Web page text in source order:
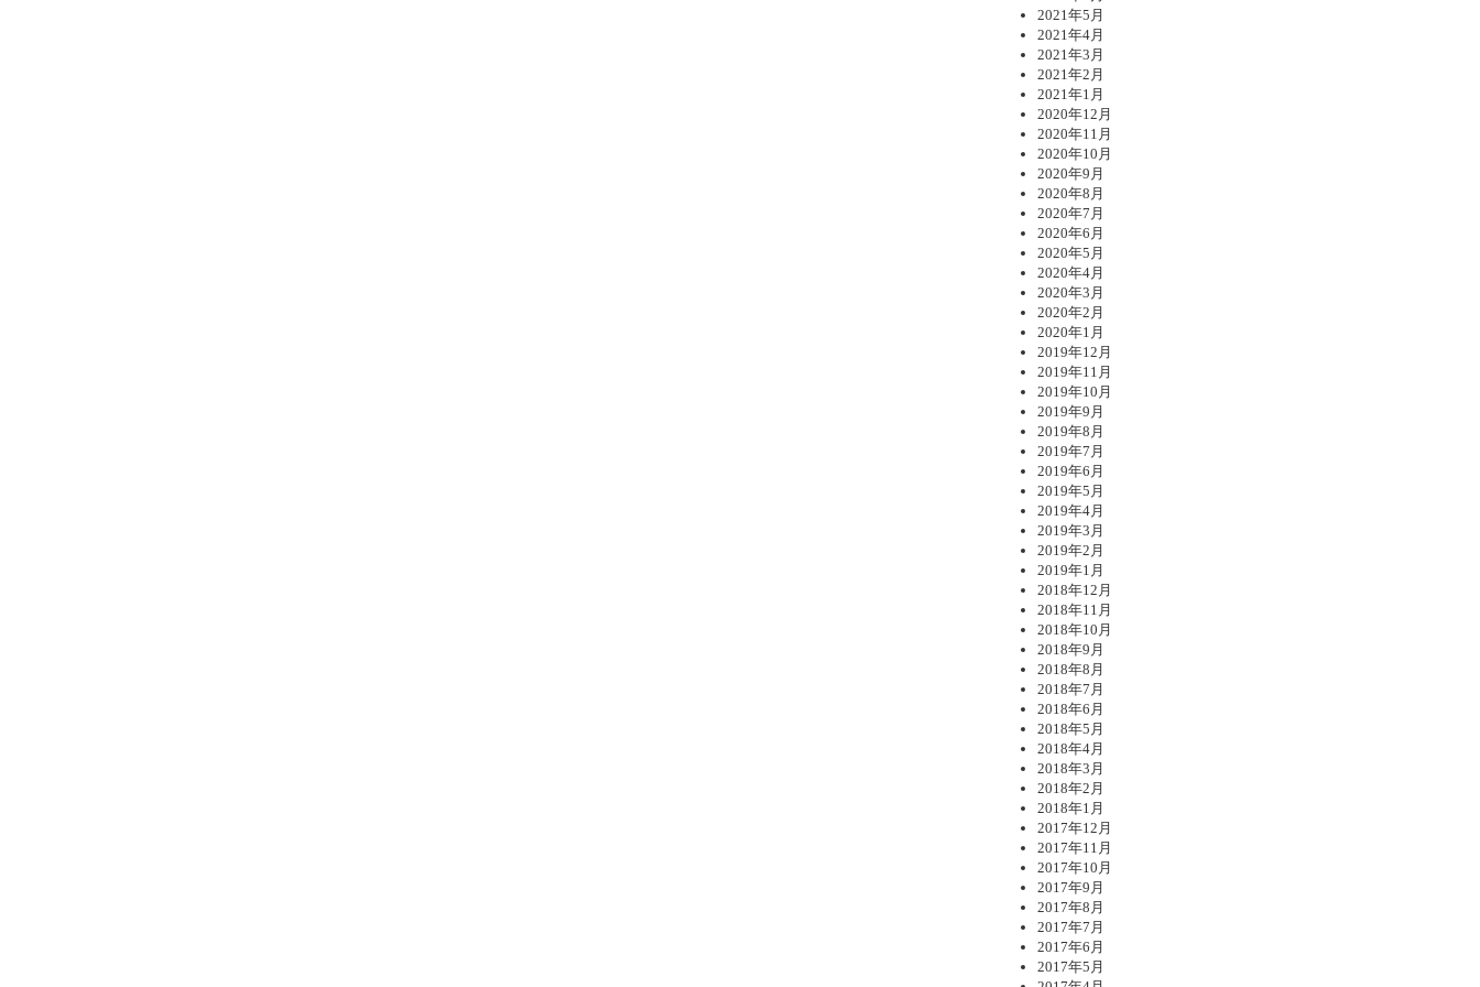
2021年5月
2021年4月
2021年3月
2021年2月
2021年1月
2020年12月
2020年11月
2020年10月
2020年9月
2020年8月
2020年7月
2020年6月
2020年5月
2020年4月
2020年3月
2020年2月
2020年1月
2019年12月
2019年11月
2019年10月
2019年9月
2019年8月
2019年7月
2019年6月
2019年5月
2019年4月
2019年3月
2019年2月
2019年1月
2018年12月
2018年11月
2018年10月
2018年9月
2018年8月
2018年7月
2018年6月
2018年5月
2018年4月
2018年3月
2018年2月
2018年1月
2017年12月
2017年11月
2017年10月
2017年9月
2017年8月
2017年7月
2017年6月
2017年5月